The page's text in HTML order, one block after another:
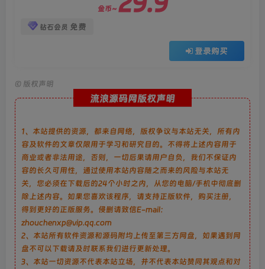
金币~
钻石会员 免费
登录购买
© 版权声明
流浪源码网版权声明
1、本站提供的资源，都来自网络，版权争议与本站无关，所有内
容及软件的文章仅限用于学习和研究目的。不得将上述内容用于
商业或者非法用途，否则，一切后果请用户自负，我们不保证内
容的长久可用性，通过使用本站内容随之而来的风险与本站无
关，您必须在下载后的24个小时之内，从您的电脑/手机中彻底删
除上述内容。如果您喜欢该程序，请支持正版软件，购买注册，
得到更好的正版服务。侵删请致信E-mail：
zhouchenxp@vip.qq.com
2、本站所有软件资源和源码附均上传至第三方网盘，如果遇到网
盘不可以下载请及时联系我们进行更新处理。
3、本站一切资源不代表本站立场，并不代表本站赞同其观点和对